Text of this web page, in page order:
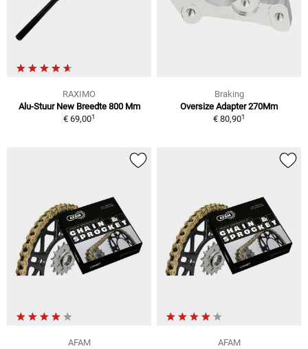
RAXIMO
Alu-Stuur New Breedte 800 Mm
€ 69,001
Braking
Oversize Adapter 270Mm
€ 80,901
AFAM
AFAM